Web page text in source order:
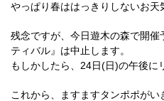
やっぱり春ははっきりしないお天
残念ですが、今日遊木の森で開
ティバル』は中止します。
もしかしたら、24日(日)の午後に
これから、ますますタンポポがい